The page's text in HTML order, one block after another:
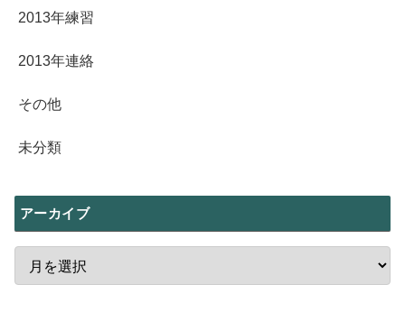
2013年練習
2013年連絡
その他
未分類
アーカイブ